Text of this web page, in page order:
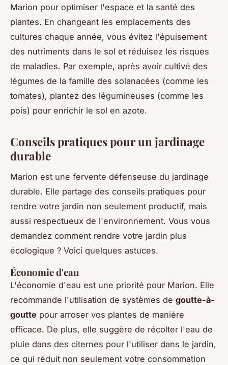
Marion pour optimiser l'espace et la santé des
plantes. En changeant les emplacements des
cultures chaque année, vous évitez l'épuisement
des nutriments dans le sol et réduisez les risques
de maladies. Par exemple, après avoir cultivé des
légumes de la famille des solanacées (comme les
tomates), plantez des légumineuses (comme les
pois) pour enrichir le sol en azote.
Conseils pratiques pour un jardinage
durable
Marion est une fervente défenseuse du jardinage
durable. Elle partage des conseils pratiques pour
rendre votre jardin non seulement productif, mais
aussi respectueux de l'environnement. Vous vous
demandez comment rendre votre jardin plus
écologique ? Voici quelques astuces.
Économie d'eau
L'économie d'eau est une priorité pour Marion. Elle
recommande l'utilisation de systèmes de goutte-à-
goutte pour arroser vos plantes de manière
efficace. De plus, elle suggère de récolter l'eau de
pluie dans des citernes pour l'utiliser dans le jardin,
ce qui réduit non seulement votre consommation